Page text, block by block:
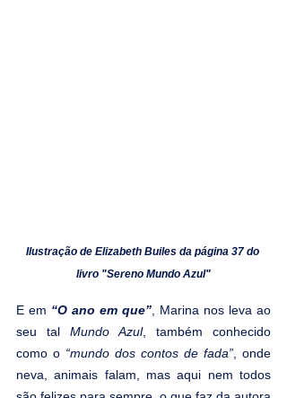
Ilustração de Elizabeth Builes da página 37 do
livro "Sereno Mundo Azul"
E em “O ano em que”, Marina nos leva ao
seu tal Mundo Azul, também conhecido
como o “mundo dos contos de fada”, onde
neva, animais falam, mas aqui nem todos